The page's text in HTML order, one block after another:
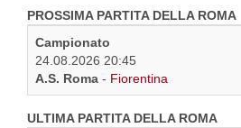
PROSSIMA PARTITA DELLA ROMA
Campionato
24.08.2026 20:45
A.S. Roma - Fiorentina
ULTIMA PARTITA DELLA ROMA